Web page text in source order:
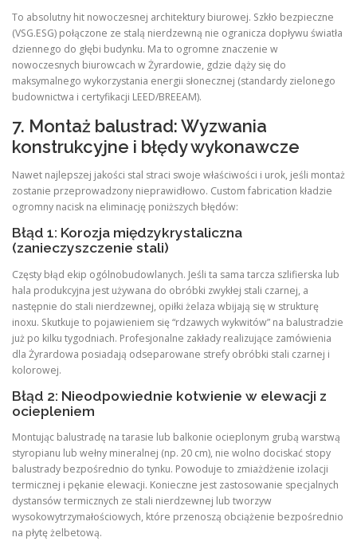
To absolutny hit nowoczesnej architektury biurowej. Szkło bezpieczne
(VSG.ESG) połączone ze stalą nierdzewną nie ogranicza dopływu światła
dziennego do głębi budynku. Ma to ogromne znaczenie w
nowoczesnych biurowcach w Żyrardowie, gdzie dąży się do
maksymalnego wykorzystania energii słonecznej (standardy zielonego
budownictwa i certyfikacji LEED/BREEAM).
7. Montaż balustrad: Wyzwania
konstrukcyjne i błędy wykonawcze
Nawet najlepszej jakości stal straci swoje właściwości i urok, jeśli montaż
zostanie przeprowadzony nieprawidłowo. Custom fabrication kładzie
ogromny nacisk na eliminację poniższych błędów:
Błąd 1: Korozja międzykrystaliczna
(zanieczyszczenie stali)
Częsty błąd ekip ogólnobudowlanych. Jeśli ta sama tarcza szlifierska lub
hala produkcyjna jest używana do obróbki zwykłej stali czarnej, a
następnie do stali nierdzewnej, opiłki żelaza wbijają się w strukturę
inoxu. Skutkuje to pojawieniem się “rdzawych wykwitów” na balustradzie
już po kilku tygodniach. Profesjonalne zakłady realizujące zamówienia
dla Żyrardowa posiadają odseparowane strefy obróbki stali czarnej i
kolorowej.
Błąd 2: Nieodpowiednie kotwienie w elewacji z
ociepleniem
Montując balustradę na tarasie lub balkonie ocieplonym grubą warstwą
styropianu lub wełny mineralnej (np. 20 cm), nie wolno dociskać stopy
balustrady bezpośrednio do tynku. Powoduje to zmiażdżenie izolacji
termicznej i pękanie elewacji. Konieczne jest zastosowanie specjalnych
dystansów termicznych ze stali nierdzewnej lub tworzyw
wysokowytrzymałościowych, które przenoszą obciążenie bezpośrednio
na płytę żelbetową.